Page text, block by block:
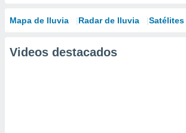
Mapa de lluvia Radar de lluvia Satélites
Videos destacados